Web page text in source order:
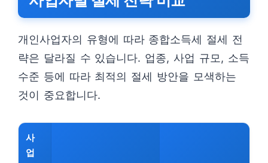
개인사업자의 유형에 따라 종합소득세 절세 전
략은 달라질 수 있습니다. 업종, 사업 규모, 소득
수준 등에 따라 최적의 절세 방안을 모색하는
것이 중요합니다.
사
업